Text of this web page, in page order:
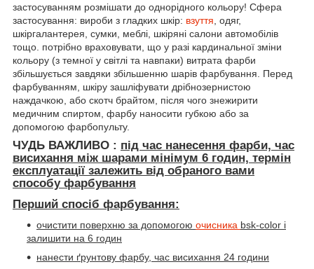
застосуванням розмішати до однорідного кольору! Сфера
застосування: вироби з гладких шкір: взуття , одяг,
шкіргалантерея, сумки, меблі, шкіряні салони автомобілів
тощо. потрібно враховувати, що у разі кардинальної зміни
кольору (з темної у світлі та навпаки) витрата фарби
збільшується завдяки збільшенню шарів фарбування. Перед
фарбуванням, шкіру зашліфувати дрібнозернистою
наждачкою, або скотч брайтом, після чого знежирити
медичним спиртом, фарбу наносити губкою або за
допомогою фарбопульту.
ЧУДЬ ВАЖЛИВО : під час нанесення фарби, час
висихання між шарами мінімум 6 годин, термін
експлуатації залежить від обраного вами
способу фарбування
Перший спосіб фарбування:
очистити поверхню за допомогою очисника bsk-color і
залишити на 6 годин
нанести ґрунтову фарбу, час висихання 24 години